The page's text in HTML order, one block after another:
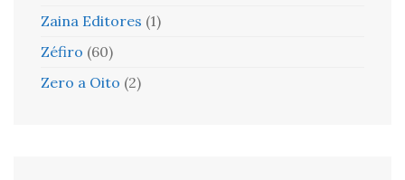
Zaina Editores (1)
Zéfiro (60)
Zero a Oito (2)